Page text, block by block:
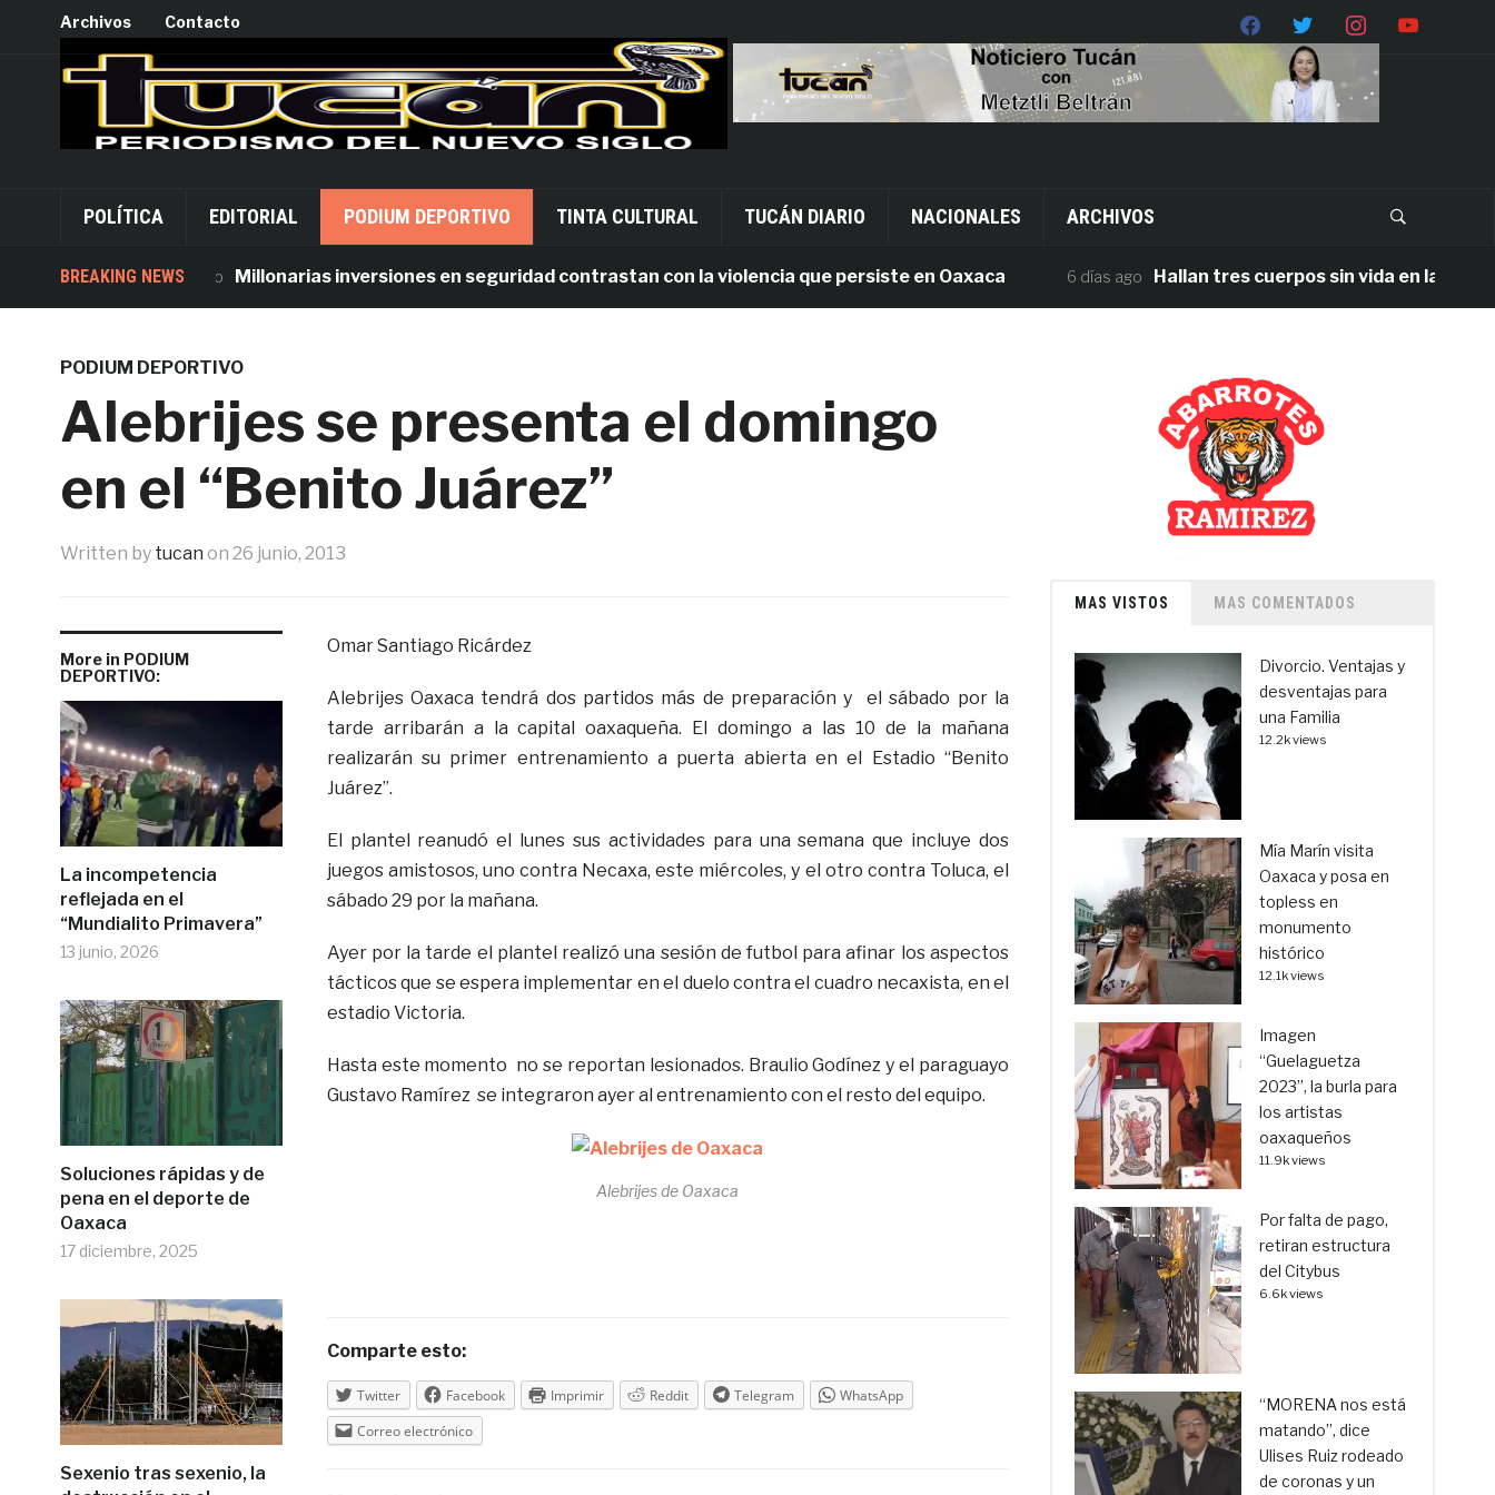
Archivos Contacto
POLÍTICA EDITORIAL PODIUM DEPORTIVO TINTA CULTURAL TUCÁN DIARIO NACIONALES ARCHIVOS
BREAKING NEWS Millonarias inversiones en seguridad contrastan con la violencia que persiste en Oaxaca 6 días ago Hallan tres cuerpos sin vida en la carretera
PODIUM DEPORTIVO
Alebrijes se presenta el domingo
en el “Benito Juárez”
Written by tucan on 26 junio, 2013
More in PODIUM
DEPORTIVO:
La incompetencia
reflejada en el
“Mundialito Primavera”
13 junio, 2026
Soluciones rápidas y de
pena en el deporte de
Oaxaca
17 diciembre, 2025
Sexenio tras sexenio, la
Omar Santiago Ricárdez
Alebrijes Oaxaca tendrá dos partidos más de preparación y el sábado por la
tarde arribarán a la capital oaxaqueña. El domingo a las 10 de la mañana
realizarán su primer entrenamiento a puerta abierta en el Estadio “Benito
Juárez”.
El plantel reanudó el lunes sus actividades para una semana que incluye dos
juegos amistosos, uno contra Necaxa, este miércoles, y el otro contra Toluca, el
sábado 29 por la mañana.
Ayer por la tarde el plantel realizó una sesión de futbol para afinar los aspectos
tácticos que se espera implementar en el duelo contra el cuadro necaxista, en el
estadio Victoria.
Hasta este momento no se reportan lesionados. Braulio Godínez y el paraguayo
Gustavo Ramírez se integraron ayer al entrenamiento con el resto del equipo.
Alebrijes de Oaxaca
Comparte esto:
Twitter Facebook Imprimir Reddit Telegram
WhatsApp
Correo electrónico
MAS VISTOS MAS COMENTADOS
Divorcio. Ventajas y
desventajas para
una Familia
12.2k views
Mía Marín visita
Oaxaca y posa en
topless en
monumento
histórico
12.1k views
Imagen
“Guelaguetza
2023”, la burla para
los artistas
oaxaqueños
11.9k views
Por falta de pago,
retiran estructura
del Citybus
6.6k views
“MORENA nos está
matando”, dice
Ulises Ruiz rodeado
de coronas y un